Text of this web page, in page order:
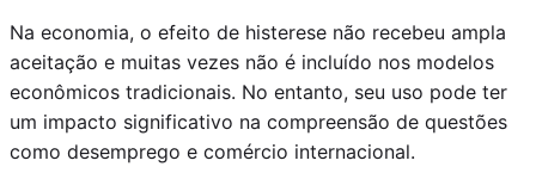
Na economia, o efeito de histerese não recebeu ampla
aceitação e muitas vezes não é incluído nos modelos
econômicos tradicionais. No entanto, seu uso pode ter
um impacto significativo na compreensão de questões
como desemprego e comércio internacional.